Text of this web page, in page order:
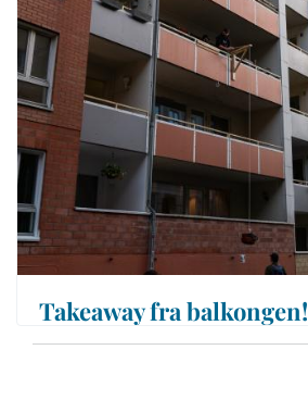
Takeaway fra balkongen!